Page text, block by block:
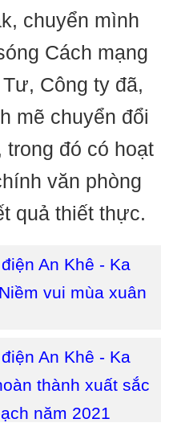
chuyển mình
Cách mạng
Công ty đã,
mẽ chuyển đổi
đó có hoạt
văn phòng
quả thiết thực.
An Khê - Ka
vui mùa xuân
An Khê - Ka
thành xuất sắc
năm 2021